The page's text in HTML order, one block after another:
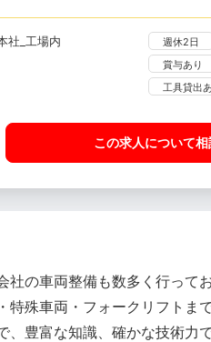
週休2日
賞与あり
工具貸出
この求人について相
の車両整備も数多く行ってお
殊車両・フォークリフトま
、豊富な知識、確かな技術力